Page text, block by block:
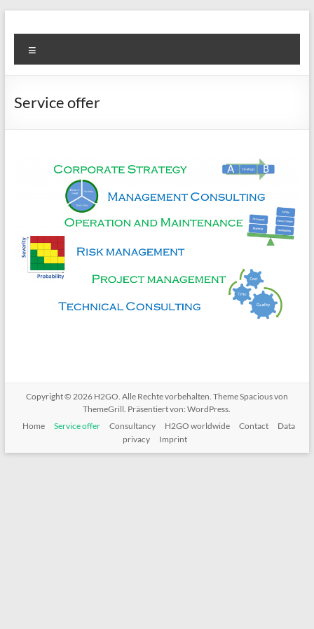
Inhalt
springen
H2GO
Hydro
Management
Service offer
Copyright © 2026 H2GO . Alle Rechte vorbehalten. ThemeSpaciousvon
ThemeGrill. Präsentiert von:WordPress
Home
Service offer Consultancy H2GO worldwide Contact
Data
privacy
Imprint